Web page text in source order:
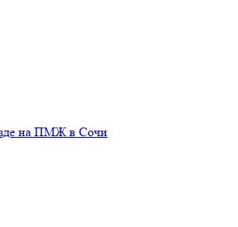
на ПМЖ в Сочи